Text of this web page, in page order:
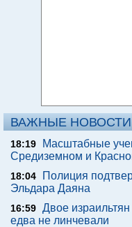
ВАЖНЫЕ НОВОСТИ
18:19
Масштабные
Средиземном и
18:04
Полиция
Эльдара Даяна
16:59 Двое
едва не линчевали